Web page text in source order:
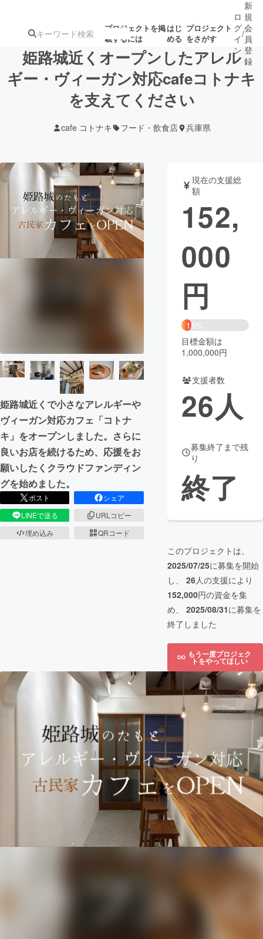
プロジェクトを掲
載するには
はじ
める
プロジェクト
をさがす
注目のリ 注目の新着プロ 募集終了が近いプ
テクノロジー・ガジェット
映像・映画 書籍・雑誌
ビジネス・起業 チャレンジ
CAMPFIRE for Social Good
CAMPFIRE Creation
コミュニティ
ロ
グ
イ
ン
/
新
規
会
員
登
録
姫路城近くオープンしたアレル
ギー・ヴィーガン対応cafeコトナキ
を支えてください
cafe コトナキ フード・飲食店 兵庫県
姫路城近くで小さなアレルギーや
ヴィーガン対応カフェ「コトナ
キ」をオープンしました。さらに
良いお店を続けるため、応援をお
願いしたくクラウドファンディン
グを始めました。
ポスト
シェア
LINEで送る
URLコピー
埋め込み
QRコード
現在の支援総
額
152,
000
円
15%
目標金額は
1,000,000円
支援者数
26人
募集終了まで残
り
終了
このプロジェクトは、
2025/07/25に募集を開始
し、 26人の支援により
152,000円の資金を集
め、 2025/08/31に募集を
終了しました
もう一度プロジェク
トをやってほしい